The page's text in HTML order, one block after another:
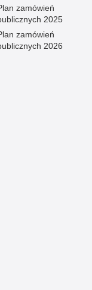
zamówień
2025
zamówień
2026